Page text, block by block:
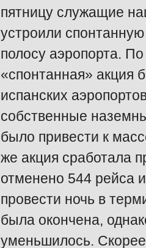
пятницу служащие
устроили
полосу аэропорта.
«спонтанная» акция
испанских
собственные
было привести к
же акция сработала
отменено 544 рейса
провести ночь в
была окончена,
уменьшилось.